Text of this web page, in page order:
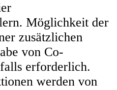
Möglichkeit der
zusätzlichen
von Co-
erforderlich.
werden von